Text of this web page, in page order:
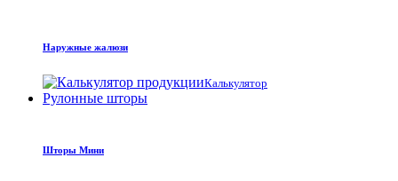
Наружные жалюзи
Калькулятор
Рулонные шторы
Шторы Мини